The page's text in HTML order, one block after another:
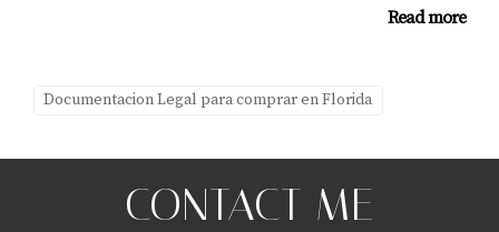
Read more
Documentacion Legal para comprar en Florida
CONTACT ME